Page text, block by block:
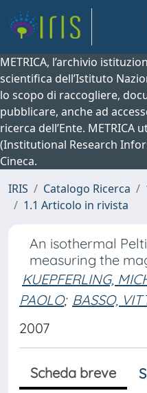
METRICA, l’archivio
scientifica dell’Istituto
lo scopo di raccogliere,
pubblicare, anche ad
ricerca dell’Ente. METRICA
(Institutional Research
Cineca.
IRIS
Catalogo Ricerca
1.1 Articolo in rivista
An isothermal
measuring the
KUEPFERLING,
PAOLO; BASSO,
2007
Scheda breve